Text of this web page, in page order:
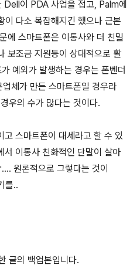
Dell이 PDA 사업을 접고, Palm에
이 다소 복잡해지긴 했으나 근본
에 스마트폰은 이통사와 더 친밀
보조금 지원등이 상대적으로 활
예외가 발생하는 경우는 폰벤더
체가 만든 스마트폰일 경우라
우의 수가 많다는 것이다.
스마트폰이 대세라고 할 수 있
서 이통사 친화적인 단말이 살아
원론적으로 그렇다는 것이
를..
글의 백업본입니다.